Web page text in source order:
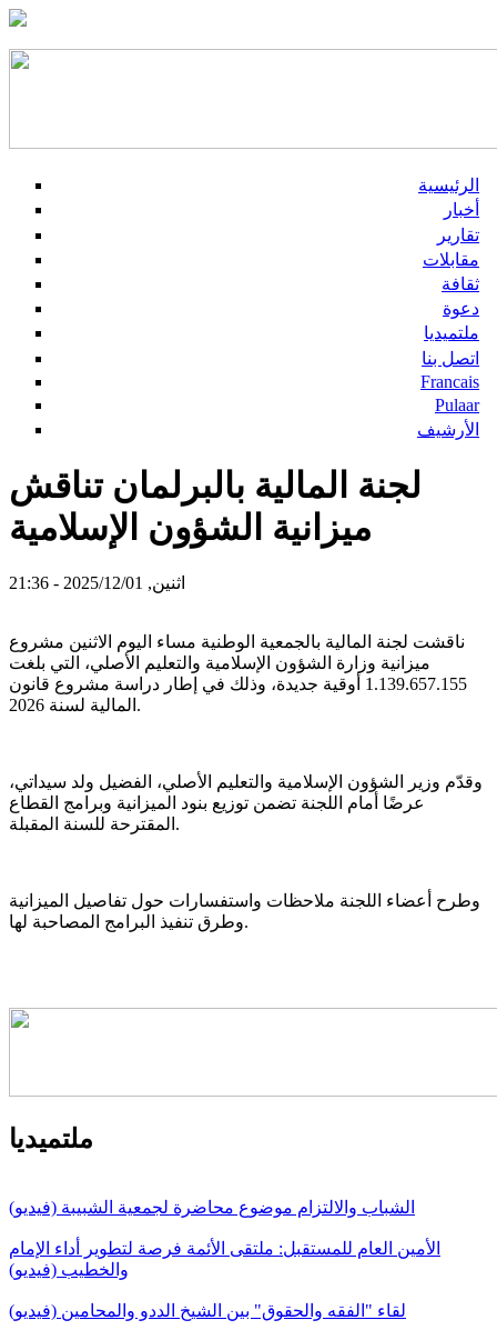
الرئيسية
أخبار
تقارير
مقابلات
ثقافة
دعوة
ملتميديا
اتصل بنا
Francais
Pulaar
الأرشيف
لجنة المالية بالبرلمان تناقش
ميزانية الشؤون الإسلامية
اثنين, 2025/12/01 - 21:36
ناقشت لجنة المالية بالجمعية الوطنية مساء اليوم الاثنين مشروع
ميزانية وزارة الشؤون الإسلامية والتعليم الأصلي، التي بلغت
1.139.657.155 أوقية جديدة، وذلك في إطار دراسة مشروع قانون
المالية لسنة 2026.
وقدّم وزير الشؤون الإسلامية والتعليم الأصلي، الفضيل ولد سيداتي،
عرضًا أمام اللجنة تضمن توزيع بنود الميزانية وبرامج القطاع
المقترحة للسنة المقبلة.
وطرح أعضاء اللجنة ملاحظات واستفسارات حول تفاصيل الميزانية
وطرق تنفيذ البرامج المصاحبة لها.
ملتميديا
الشباب والالتزام موضوع محاضرة لجمعية الشبيبة (فيديو)
الأمين العام للمستقبل: ملتقى الأئمة فرصة لتطوير أداء الإمام
والخطيب (فيديو)
لقاء "الفقه والحقوق" بين الشيخ الددو والمحامين (فيديو)